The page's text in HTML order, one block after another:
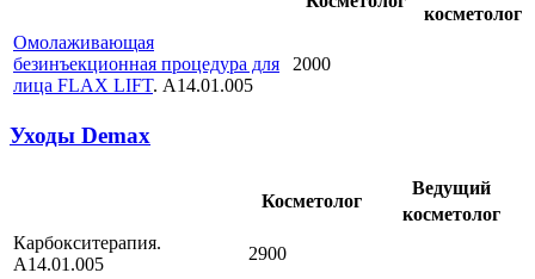
косметолог
Омолаживающая
безинъекционная процедура для
лица FLAX LIFT. А14.01.005
2000
Уходы Demax
Косметолог
Ведущий
косметолог
Карбокситерапия.
А14.01.005
2900